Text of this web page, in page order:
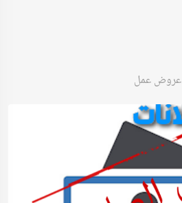
عروض عمل